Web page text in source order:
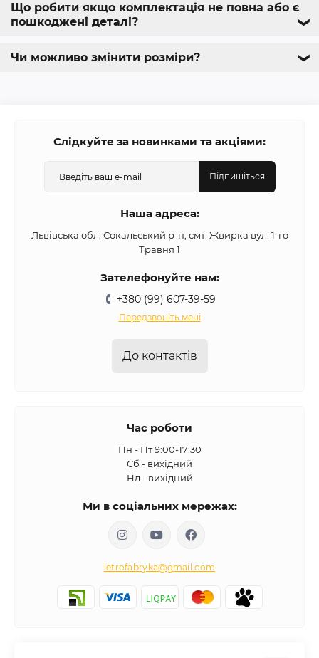
Що робити якщо комплектація не повна або є
пошкоджені деталі?
❯
Чи можливо змінити розміри? ❯
Слідкуйте за новинками та акціями:
Підпишіться
Наша адреса:
Львівська обл, Сокальський р-н, смт. Жвирка вул. 1-го
Травня 1
Зателефонуйте нам:
+380 (99) 607-39-59
Передзвоніть мені
До контактів
Час роботи
Пн - Пт 9:00-17:30
Сб - вихідний
Нд - вихідний
Ми в соціальних мережах:
letrofabryka@gmail.com